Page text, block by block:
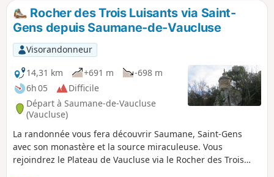
Rocher des Trois Luisants via Saint-
Gens depuis Saumane-de-Vaucluse
Visorandonneur
14,31 km
+691 m
-698 m
6h 05
Difficile
Départ à Saumane-de-Vaucluse
(Vaucluse)
La randonnée vous fera découvrir Saumane, Saint-Gens
avec son monastère et la source miraculeuse. Vous
rejoindrez le Plateau de Vaucluse via le Rocher des Trois